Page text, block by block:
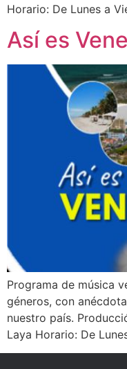
Horario: De Lunes a
Así es
Programa de música
géneros, con
nuestro país.
Laya Horario: De